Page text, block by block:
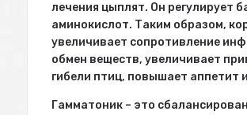
лечения цыплят. Он регулирует
аминокислот. Таким образом,
увеличивает сопротивление
обмен веществ, увеличивает
гибели птиц, повышает аппетит
Гамматоник – это